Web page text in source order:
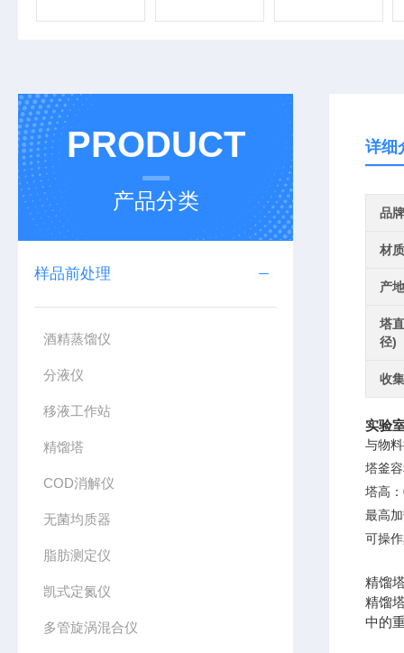
PRODUCT
产品分类
样品前处理
酒精蒸馏仪
分液仪
移液工作站
精馏塔
COD消解仪
无菌均质器
脂肪测定仪
凯式定氮仪
多管旋涡混合仪
详细
品牌
材质
产
塔
径)
收
实验
与物
塔釜
塔高：
最高
可操
精馏
精馏
中的